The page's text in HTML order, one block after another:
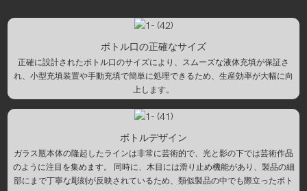
ボトル口の正確なサイズ
正確に設計されたボトル口のサイズにより、スムーズな液体充填が保証さ
れ、小型充填装置や手動充填で簡単に処理できるため、生産効率が大幅に向
上します。
ボトルデザイン
ガラス瓶本体の隆起したラインは非常に芸術的で、光と影の下では芸術作品
のように注目を集めます。 同時に、木目には滑り止め機能があり、製品の細
部にまで丁寧な彫刻が反映されているため、類似製品の中でも際立ったボト